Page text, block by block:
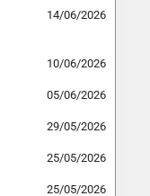
14/06/2026
10/06/2026
05/06/2026
29/05/2026
25/05/2026
25/05/2026